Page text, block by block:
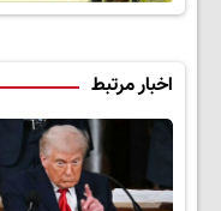
اخبار مرتبط